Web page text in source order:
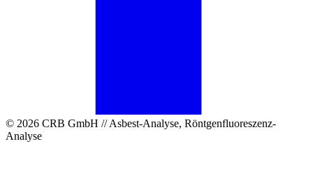
© 2026 CRB GmbH // Asbest-Analyse, Röntgenfluoreszenz-
Analyse